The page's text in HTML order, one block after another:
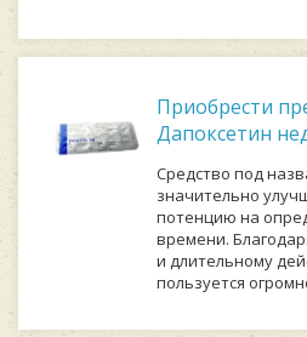
Приобрести
Дапоксетин
Средство под
значительно
потенцию на
времени.
и длительному
пользуется